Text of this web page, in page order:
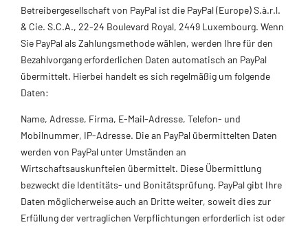
Betreibergesellschaft von PayPal ist die PayPal (Europe) S.à.r.l.
& Cie. S.C.A., 22-24 Boulevard Royal, 2449 Luxembourg. Wenn
Sie PayPal als Zahlungsmethode wählen, werden Ihre für den
Bezahlvorgang erforderlichen Daten automatisch an PayPal
übermittelt. Hierbei handelt es sich regelmäßig um folgende
Daten:
Name, Adresse, Firma, E-Mail-Adresse, Telefon- und
Mobilnummer, IP-Adresse. Die an PayPal übermittelten Daten
werden von PayPal unter Umständen an
Wirtschaftsauskunfteien übermittelt. Diese Übermittlung
bezweckt die Identitäts- und Bonitätsprüfung. PayPal gibt Ihre
Daten möglicherweise auch an Dritte weiter, soweit dies zur
Erfüllung der vertraglichen Verpflichtungen erforderlich ist oder